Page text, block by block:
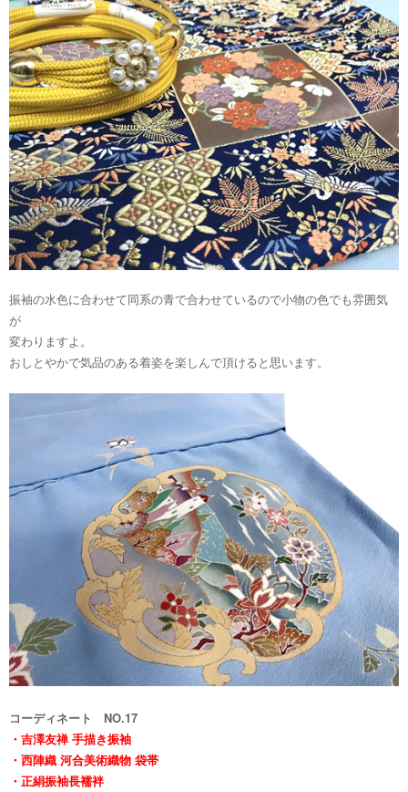
振袖の水色に合わせて同系の青で合わせているので小物の色でも雰囲気
が
変わりますよ。
おしとやかで気品のある着姿を楽しんで頂けると思います。
コーディネート NO.17
・ 吉澤友禅 手描き振袖
・西陣織 河合美術織物 袋帯
・正絹振袖長襦袢